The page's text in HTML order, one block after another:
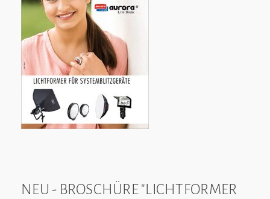
NEU - BROSCHÜRE "LICHTFORMER